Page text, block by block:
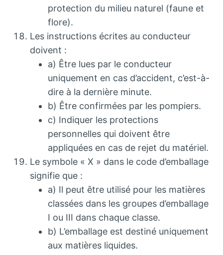
protection du milieu naturel (faune et
flore).
Les instructions écrites au conducteur
doivent :
a) Être lues par le conducteur
uniquement en cas d’accident, c’est-à-
dire à la dernière minute.
b) Être confirmées par les pompiers.
c) Indiquer les protections
personnelles qui doivent être
appliquées en cas de rejet du matériel.
Le symbole « X » dans le code d’emballage
signifie que :
a) Il peut être utilisé pour les matières
classées dans les groupes d’emballage
I ou III dans chaque classe.
b) L’emballage est destiné uniquement
aux matières liquides.